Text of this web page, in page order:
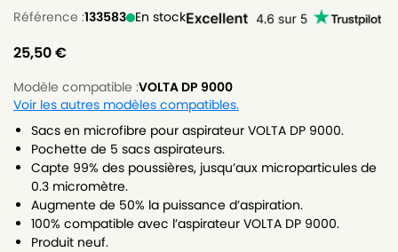
Référence :133583 En stock
25,50€
Modèle compatible :VOLTA DP 9000
Voir les autres modèles compatibles.
Sacs en microfibre pour aspirateur VOLTA DP 9000.
Pochette de 5 sacs aspirateurs.
Capte 99% des poussières, jusqu’aux microparticules de
0.3 micromètre.
Augmente de 50% la puissance d’aspiration.
100% compatible avec l’aspirateur VOLTA DP 9000.
Produit neuf.